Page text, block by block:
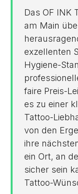
Das OF INK
am Main
exzellenten
Hygiene-
faire Preis-
es zu einer
Tattoo-
von den
ihre
ein Ort, an
sicher sein
Tattoo-